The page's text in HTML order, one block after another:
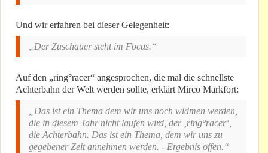
Und wir erfahren bei dieser Gelegenheit:
„Der Zuschauer steht im Focus.“
Auf den „ring°racer“ angesprochen, die mal die schnellste
Achterbahn der Welt werden sollte, erklärt Mirco Markfort:
„Das ist ein Thema dem wir uns noch widmen werden,
die in diesem Jahr nicht laufen wird, der ‚ring°racer‘,
die Achterbahn. Das ist ein Thema, dem wir uns zu
gegebener Zeit annehmen werden. - Ergebnis offen.“